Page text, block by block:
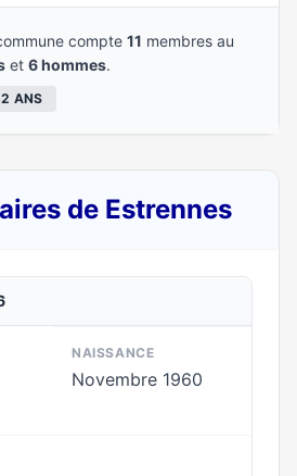
compte 11 membres au
et 6 hommes.
ANS
de Estrennes
NAISSANCE
Novembre 1960